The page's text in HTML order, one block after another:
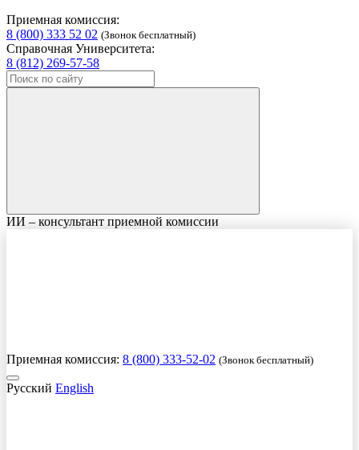
Приемная комиссия:
8 (800) 333 52 02 (Звонок бесплатный)
Справочная Университета:
8 (812) 269-57-58
ИИ – консультант приемной комиссии
Приемная комиссия: 8 (800) 333-52-02 (Звонок бесплатный)
Русский English